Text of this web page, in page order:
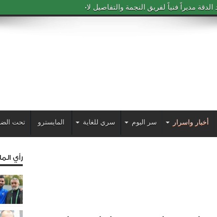
مديراً فنياً لفريق النجمة والتفاصيل لاحقاً
أخبار واسرار سر اليوم سري للغاية المايسترو تحت
رأي